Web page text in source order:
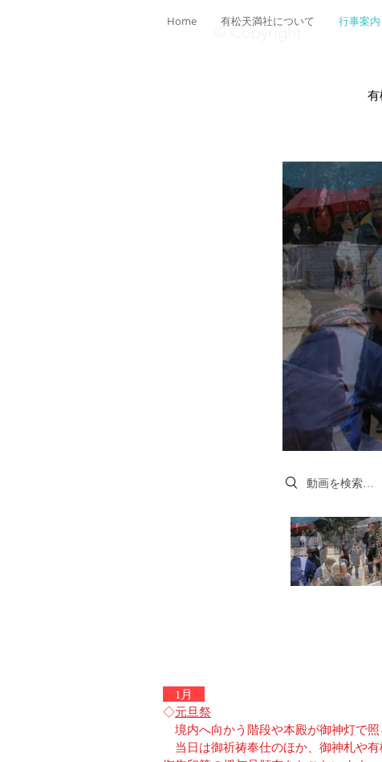
Home 有松天満社について 行事案内
© Copyright
有
Search videos
1月
◇元旦祭
境内へ向かう階段や本殿が御神灯で照
当日は御祈祷奉仕のほか、御神札や有